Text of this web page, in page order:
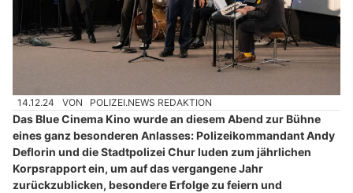
14.12.24 VON POLIZEI.NEWS REDAKTION
Das Blue Cinema Kino wurde an diesem Abend zur Bühne
eines ganz besonderen Anlasses: Polizeikommandant Andy
Deflorin und die Stadtpolizei Chur luden zum jährlichen
Korpsrapport ein, um auf das vergangene Jahr
zurückzublicken, besondere Erfolge zu feiern und